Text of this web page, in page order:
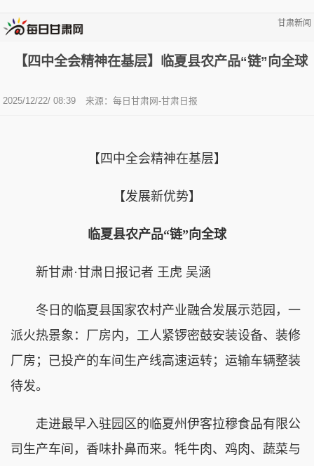
甘肃新闻
【四中全会精神在基层】临夏县农产品“链”向全球
2025/12/22/ 08:39 来源：每日甘肃网-甘肃日报
【四中全会精神在基层】
【发展新优势】
临夏县农产品“链”向全球
新甘肃·甘肃日报记者 王虎 吴涵
冬日的临夏县国家农村产业融合发展示范园，一
派火热景象：厂房内，工人紧锣密鼓安装设备、装修
厂房；已投产的车间生产线高速运转；运输车辆整装
待发。
走进最早入驻园区的临夏州伊客拉穆食品有限公
司生产车间，香味扑鼻而来。牦牛肉、鸡肉、蔬菜与